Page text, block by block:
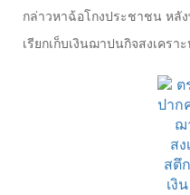
กล่าวหาฉ้อโกงประชาชน หลั
เรียกเก็บเงินฌาปนกิจสงเครา